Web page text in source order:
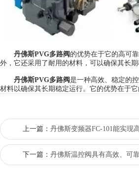
丹佛斯PVG多路阀 的优势在于它的高可
外，它还采用了耐用的材料，可以确保其长期
丹佛斯PVG多路阀是一种高效、稳定的
材料以确保其长期稳定运行。它的优势在于它
上一篇： 丹佛斯变频器FC-101能实现
下一篇： 丹佛斯温控阀具有高效、可